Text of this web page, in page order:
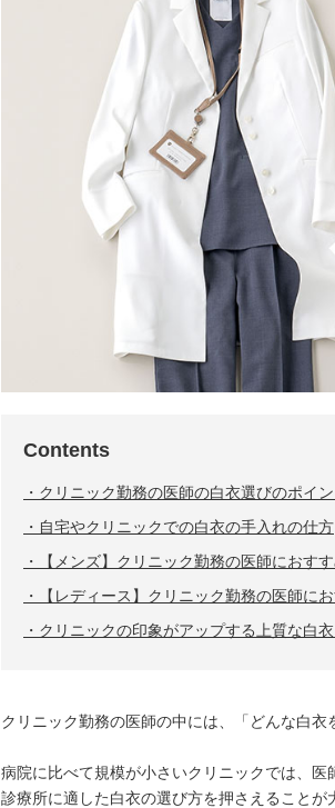
Contents
クリニック勤務の医師の白衣選びのポイン
自宅やクリニックでの白衣の手入れの仕方
【メンズ】クリニック勤務の医師におす
【レディース】クリニック勤務の医師に
クリニックの印象がアップする上質な白
クリニック勤務の医師の中には、「どんな白衣
病院に比べて規模が小さいクリニックでは、医
診療所に適した白衣の選び方を押さえることが